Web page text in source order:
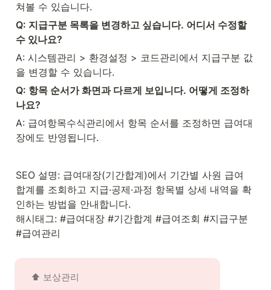
쳐볼 수 있습니다.
Q: 지급구분 목록을 변경하고 싶습니다. 어디서 수정할
수 있나요?
A: 시스템관리 > 환경설정 > 코드관리에서 지급구분 값
을 변경할 수 있습니다.
Q: 항목 순서가 화면과 다르게 보입니다. 어떻게 조정하
나요?
A: 급여항목수식관리에서 항목 순서를 조정하면 급여대
장에도 반영됩니다.
SEO 설명: 급여대장(기간합계)에서 기간별 사원 급여
합계를 조회하고 지급·공제·과정 항목별 상세 내역을 확
인하는 방법을 안내합니다.
해시태그: #급여대장 #기간합계 #급여조회 #지급구분
#급여관리
⬆️ 보상관리